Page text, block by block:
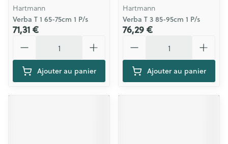
Hartmann
Verba T 1 65-75cm 1 P/s
71,31 €
Ajouter au panier
Hartmann
Verba T 3 85-95cm 1 P/s
76,29 €
Ajouter au panier